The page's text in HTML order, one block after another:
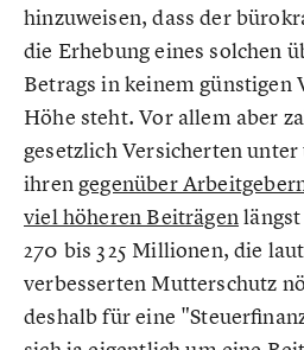
hinzuweisen, dass der
die Erhebung eines solchen
Betrags in keinem günstigen
Höhe steht. Vor allem aber
gesetzlich Versicherten
ihren gegenüber
viel höheren Beiträgenlängst
270 bis 325 Millionen, die
verbesserten Mutterschutz
deshalb für eine